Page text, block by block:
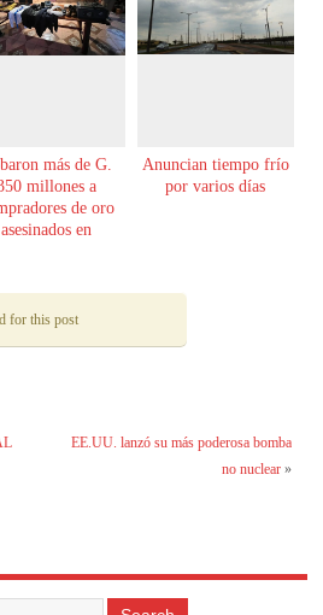
más de G.
millones a
de oro
asesinados en
Anuncian tiempo frío
por varios días
for this post
EE.UU. lanzó su más poderosa bomba
no nuclear»